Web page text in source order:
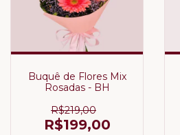
Buquê de Flores Mix
Rosadas - BH
R$219,00
R$199,00